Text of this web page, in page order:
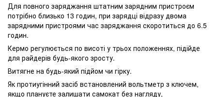
Для повного заряджання штатним зарядним пристроєм
потрібно близько 13 годин, при зарядці відразу двома
зарядними пристроями час заряджання скоротиться до 6.5
годин.
Кермо регулюється по висоті у трьох положеннях, підійде
для райдерів будь-якого зросту.
Витягне на будь-який підйом чи гірку.
Як протиугінний засіб встановлений вольтметр з ключем,
якщо плануєте залишати самокат без нагляду,